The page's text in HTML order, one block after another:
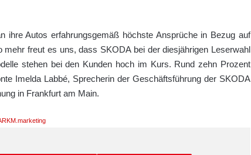
ihre Autos erfahrungsgemäß höchste Ansprüche in Bezug auf
freut es uns, dass SKODA bei der diesjährigen Leserwahl
stehen bei den Kunden hoch im Kurs. Rund zehn Prozent
Imelda Labbé, Sprecherin der Geschäftsführung der SKODA
in Frankfurt am Main.